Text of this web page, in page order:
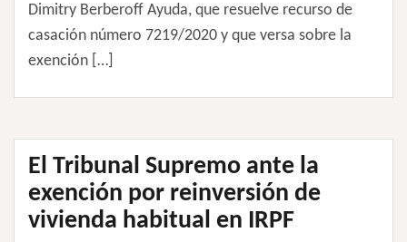
Dimitry Berberoff Ayuda, que resuelve recurso de
casación número 7219/2020 y que versa sobre la
exención […]
El Tribunal Supremo ante la
exención por reinversión de
vivienda habitual en IRPF